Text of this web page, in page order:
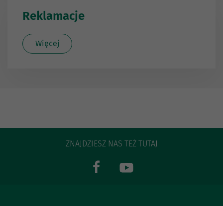
Reklamacje
Więcej
ZNAJDZIESZ NAS TEŻ TUTAJ